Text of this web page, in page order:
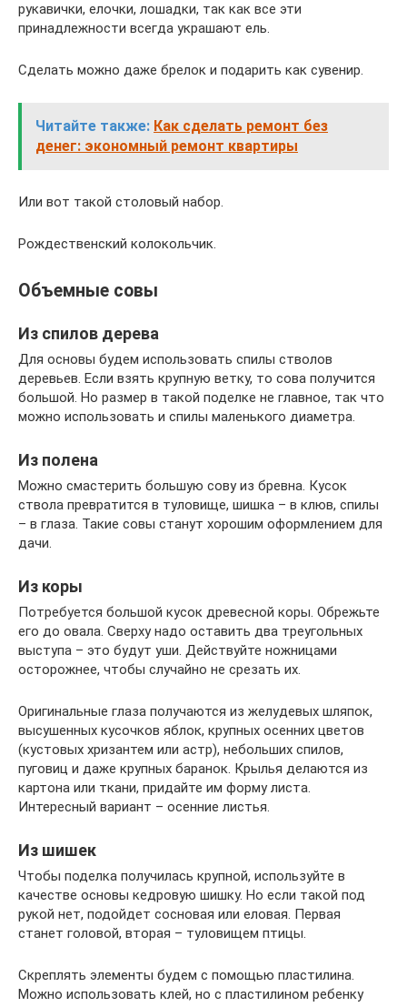
рукавички, елочки, лошадки, так как все эти
принадлежности всегда украшают ель.
Сделать можно даже брелок и подарить как сувенир.
Читайте также: Как сделать ремонт без
денег: экономный ремонт квартиры
Или вот такой столовый набор.
Рождественский колокольчик.
Объемные совы
Из спилов дерева
Для основы будем использовать спилы стволов
деревьев. Если взять крупную ветку, то сова получится
большой. Но размер в такой поделке не главное, так что
можно использовать и спилы маленького диаметра.
Из полена
Можно смастерить большую сову из бревна. Кусок
ствола превратится в туловище, шишка – в клюв, спилы
– в глаза. Такие совы станут хорошим оформлением для
дачи.
Из коры
Потребуется большой кусок древесной коры. Обрежьте
его до овала. Сверху надо оставить два треугольных
выступа – это будут уши. Действуйте ножницами
осторожнее, чтобы случайно не срезать их.
Оригинальные глаза получаются из желудевых шляпок,
высушенных кусочков яблок, крупных осенних цветов
(кустовых хризантем или астр), небольших спилов,
пуговиц и даже крупных баранок. Крылья делаются из
картона или ткани, придайте им форму листа.
Интересный вариант – осенние листья.
Из шишек
Чтобы поделка получилась крупной, используйте в
качестве основы кедровую шишку. Но если такой под
рукой нет, подойдет сосновая или еловая. Первая
станет головой, вторая – туловищем птицы.
Скреплять элементы будем с помощью пластилина.
Можно использовать клей, но с пластилином ребенку